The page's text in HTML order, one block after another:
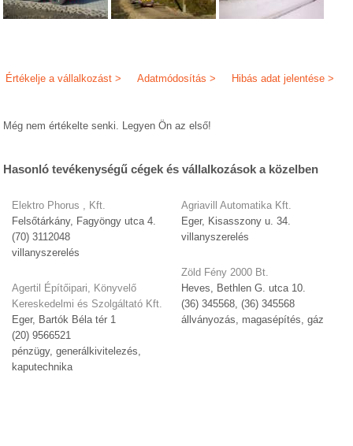
Hibás adat jelentése >
Adatmódosítás >
Értékelje a vállalkozást >
Még nem értékelte senki. Legyen Ön az első!
Hasonló tevékenységű cégek és vállalkozások a közelben
Elektro Phorus , Kft.
Felsőtárkány, Fagyöngy utca 4.
(70) 3112048
villanyszerelés
Agertil Építőipari, Könyvelő
Kereskedelmi és Szolgáltató Kft.
Eger, Bartók Béla tér 1
(20) 9566521
pénzügy, generálkivitelezés,
kaputechnika
Agriavill Automatika Kft.
Eger, Kisasszony u. 34.
villanyszerelés
Zöld Fény 2000 Bt.
Heves, Bethlen G. utca 10.
(36) 345568, (36) 345568
állványozás, magasépítés, gáz